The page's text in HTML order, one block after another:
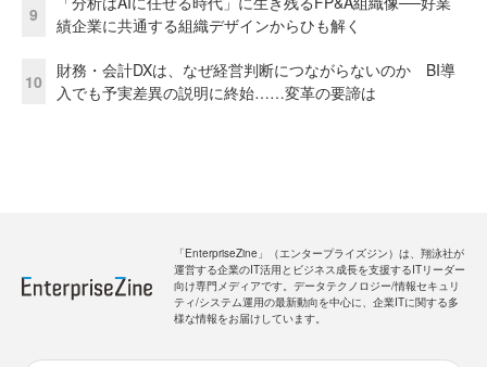
9
績企業に共通する組織デザインからひも解く
10
財務・会計DXは、なぜ経営判断につながらないのか BI導
入でも予実差異の説明に終始……変革の要諦は
「EnterpriseZine」（エンタープライズジン）は、翔泳社が
運営する企業のIT活用とビジネス成長を支援するITリーダー
向け専門メディアです。データテクノロジー/情報セキュリ
ティ/システム運用の最新動向を中心に、企業ITに関する多
様な情報をお届けしています。